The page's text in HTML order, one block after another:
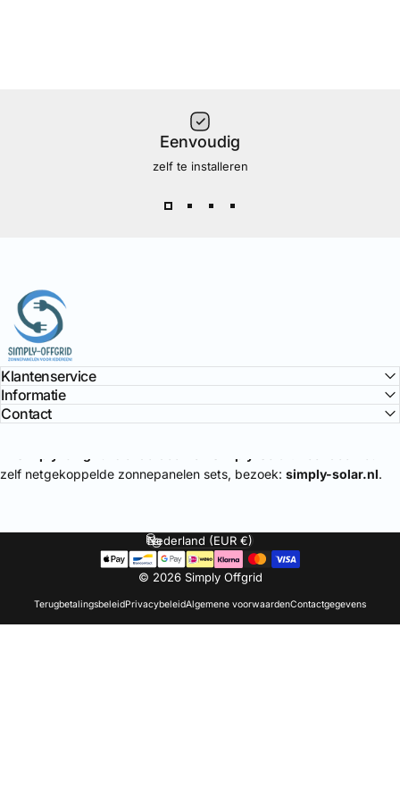
Eenvoudig
zelf te installeren
Simply Offgrid
Klantenservice
Informatie
Contact
zelf netgekoppelde zonnepanelen sets, bezoek: simply-solar.nl.
© 2026 Simply Offgrid
TerugbetalingsbeleidPrivacybeleidAlgemene voorwaardenContactgegevens
Land/regio
Nederland (EUR €)